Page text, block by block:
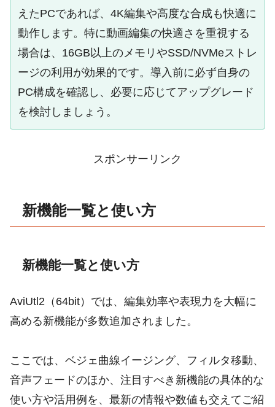
えたPCであれば、4K編集や高度な合成も快適に
動作します。特に動画編集の快適さを重視する
場合は、16GB以上のメモリやSSD/NVMeストレ
ージの利用が効果的です。導入前に必ず自身の
PC構成を確認し、必要に応じてアップグレード
を検討しましょう。
スポンサーリンク
新機能一覧と使い方
新機能一覧と使い方
AviUtl2（64bit）では、編集効率や表現力を大幅に
高める新機能が多数追加されました。
ここでは、ベジェ曲線イージング、フィルタ移動、
音声フェードのほか、注目すべき新機能の具体的な
使い方や活用例を、最新の情報や数値も交えてご紹